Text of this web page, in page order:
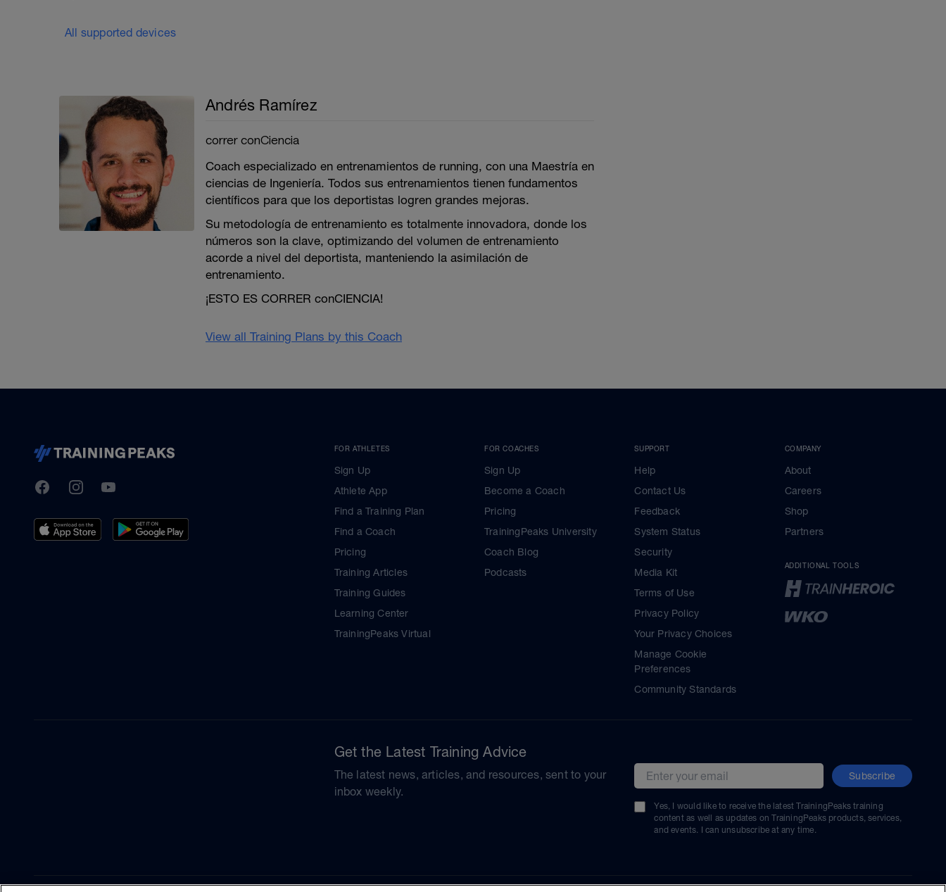
All supported devices
Andrés Ramírez
correr conCiencia
Coach especializado en entrenamientos de running, con una Maestría en
ciencias de Ingeniería. Todos sus entrenamientos tienen fundamentos
científicos para que los deportistas logren grandes mejoras.
Su metodología de entrenamiento es totalmente innovadora, donde los
números son la clave, optimizando del volumen de entrenamiento
acorde a nivel del deportista, manteniendo la asimilación de
entrenamiento.
¡ESTO ES CORRER conCIENCIA!
View all Training Plans by this Coach
TrainingPeaks
FacebookInstagramYoutube
FOR ATHLETES
Sign Up
Athlete App
Find a Training Plan
Find a Coach
Pricing
Training Articles
Training Guides
Learning Center
TrainingPeaks Virtual
FOR COACHES
Sign Up
Become a Coach
Pricing
TrainingPeaks University
Coach Blog
Podcasts
SUPPORT
Help
Contact Us
Feedback
System Status
Security
Media Kit
Terms of Use
Privacy Policy
Your Privacy Choices
Manage Cookie
Preferences
Community Standards
COMPANY
About
Careers
Shop
Partners
ADDITIONAL TOOLS
Get the Latest Training Advice
The latest news, articles, and resources, sent to your
inbox weekly.
Email address Subscribe
Yes, I would like to receive the latest TrainingPeaks training
content as well as updates on TrainingPeaks products, services,
and events. I can unsubscribe at any time.